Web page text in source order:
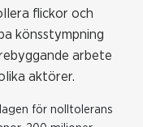
flickor och
könsstympning
arbete
aktörer.
för nolltolerans